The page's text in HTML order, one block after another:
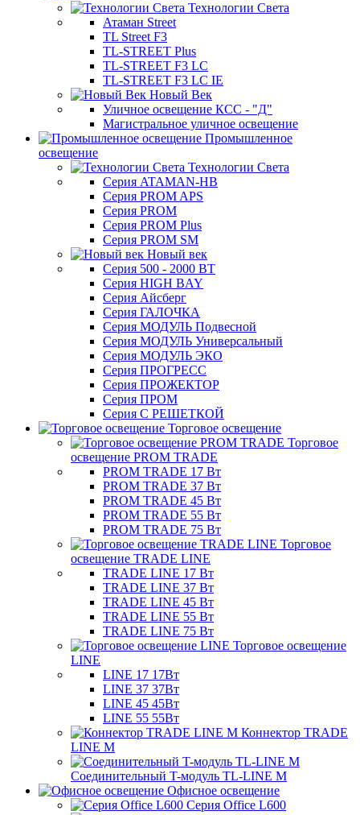
Технологии Света
Атаман Street
TL Street F3
TL-STREET Plus
TL-STREET F3 LC
TL-STREET F3 LC IE
Новый Век
Уличное освещение КСС - "Д"
Магистральное уличное освещение
Промышленное
освещение
Технологии Света
Серия ATAMAN-HB
Серия PROM APS
Серия PROM
Серия PROM Plus
Серия PROM SM
Новый век
Серия 500 - 2000 ВТ
Серия HIGH BAY
Серия Айсберг
Серия ГАЛОЧКА
Серия МОДУЛЬ Подвесной
Серия МОДУЛЬ Универсальный
Серия МОДУЛЬ ЭКО
Серия ПРОГРЕСС
Серия ПРОЖЕКТОР
Серия ПРОМ
Серия С РЕШЕТКОЙ
Торговое освещение
Торговое
освещение PROM TRADE
PROM TRADE 17 Вт
PROM TRADE 37 Вт
PROM TRADE 45 Вт
PROM TRADE 55 Вт
PROM TRADE 75 Вт
Торговое
освещение TRADE LINE
TRADE LINE 17 Вт
TRADE LINE 37 Вт
TRADE LINE 45 Вт
TRADE LINE 55 Вт
TRADE LINE 75 Вт
Торговое освещение
LINE
LINE 17 17Вт
LINE 37 37Вт
LINE 45 45Вт
LINE 55 55Вт
Коннектор TRADE
LINE M
Соединительный T-модуль TL-LINE M
Офисное освещение
Серия Office L600